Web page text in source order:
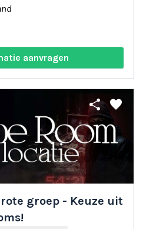
aanvragen
share favorite
groep - Keuze uit